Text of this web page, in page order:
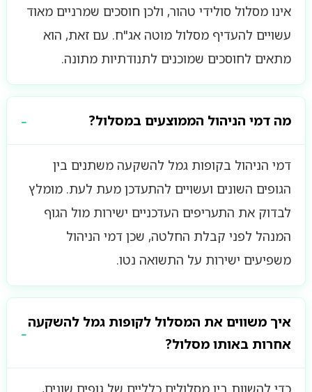
אינו מסלול סולידי טהור, ולכן חוסכים שמרניים מאוד
עשויים להעדיף מסלול מוטה אג"ח. עם זאת, הוא
מתאים לחוסכים שמוכנים לתנודתיות מתונה.
מה דמי הניהול הממוצעים במסלול?
דמי הניהול בקופות גמל להשקעה משתנים בין
הגופים השונים ועשויים להתעדכן מעת לעת. מומלץ
לבדוק את התעריפים העדכניים ישירות מול הגוף
המנהל לפני קבלת החלטה, שכן דמי הניהול
משפיעים ישירות על התשואה נטו.
איך משווים את המסלול לקופות גמל להשקעה
אחרות באותו מסלול?
כדי להשוות בין מסלולים כלליים של גופים שונים,